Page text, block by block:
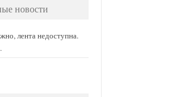
новости
лента недоступна.